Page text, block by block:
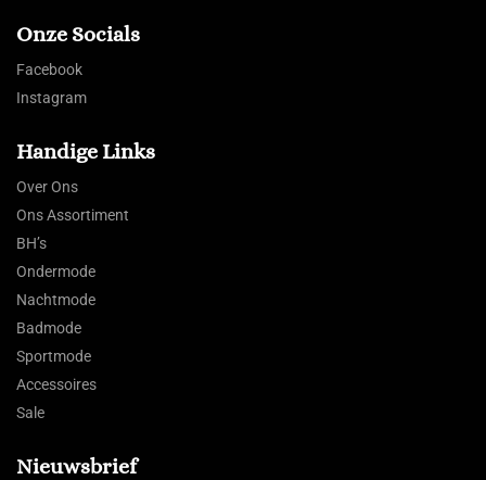
Onze Socials
Facebook
Instagram
Handige Links
Over Ons
Ons Assortiment
BH’s
Ondermode
Nachtmode
Badmode
Sportmode
Accessoires
Sale
Nieuwsbrief